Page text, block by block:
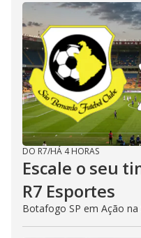
DO R7/HÁ 4 HORAS
Escale o seu
R7 Esportes
Botafogo SP em Ação na